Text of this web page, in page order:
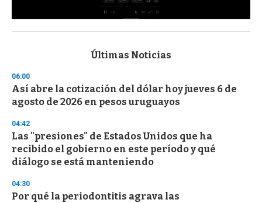
s
d
s
o
f
3
s
c
o
d
s
Últimas Noticias
06:00
Así abre la cotización del dólar hoy jueves 6 de
agosto de 2026 en pesos uruguayos
04:42
Las "presiones" de Estados Unidos que ha
recibido el gobierno en este período y qué
diálogo se está manteniendo
04:30
Por qué la periodontitis agrava las